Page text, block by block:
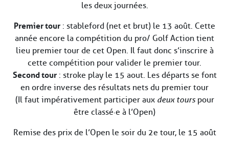
les deux journées.
Premier tour : stableford (net et brut) le 13 août. Cette
année encore la compétition du pro/ Golf Action tient
lieu premier tour de cet Open. Il faut donc s’inscrire à
cette compétition pour valider le premier tour.
Second tour: stroke play le 15 aout. Les départs se font
en ordre inverse des résultats nets du premier tour
(Il faut impérativement participer aux deux tourspour
être classé·e à l’Open)
Remise des prix de l’Open le soir du 2e tour, le 15 août